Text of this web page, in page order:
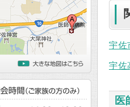
宇
宇佐
医